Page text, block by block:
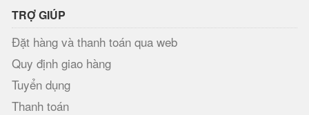
TRỢ GIÚP
Đặt hàng và thanh toán qua web
Quy định giao hàng
Tuyển dụng
Thanh toán